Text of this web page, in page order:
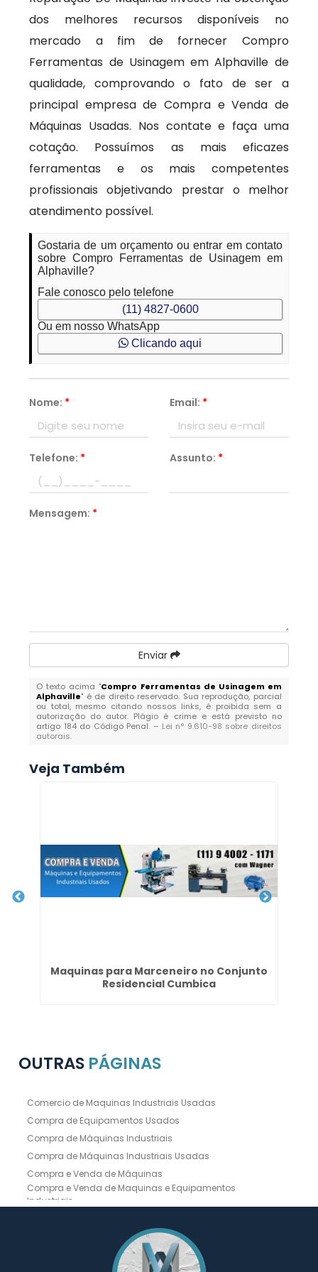
dos melhores recursos disponíveis no
mercado a fim de fornecer Compro
Ferramentas de Usinagem em Alphaville de
qualidade, comprovando o fato de ser a
principal empresa de Compra e Venda de
Máquinas Usadas. Nos contate e faça uma
cotação. Possuímos as mais eficazes
ferramentas e os mais competentes
profissionais objetivando prestar o melhor
atendimento possível.
Gostaria de um orçamento ou entrar em contato
sobre Compro Ferramentas de Usinagem em
Alphaville?
Fale conosco pelo telefone
(11) 4827-0600
Ou em nosso WhatsApp
Clicando aqui
Nome: * Email: *
Telefone: * Assunto: *
Mensagem: *
Enviar
O texto acima "Compro Ferramentas de Usinagem em
Alphaville" é de direito reservado. Sua reprodução, parcial
ou total, mesmo citando nossos links, é proibida sem a
autorização do autor. Plágio é crime e está previsto no
artigo 184 do Código Penal. – Lei n° 9.610-98 sobre direitos
autorais.
Veja Também
Maquinas para Marceneiro no Conjunto
Residencial Cumbica
OUTRAS PÁGINAS
Comercio de Maquinas Industriais Usadas
Compra de Equipamentos Usados
Compra de Máquinas Industriais
Compra de Máquinas Industriais Usadas
Compra e Venda de Máquinas
Compra e Venda de Maquinas e Equipamentos
Industriais
Compra e Venda de Máquinas Operatrizes
Dobradeira CNC Usada